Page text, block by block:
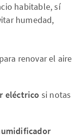
habitable, sí
humedad,
renovar el aire
eléctrico si notas